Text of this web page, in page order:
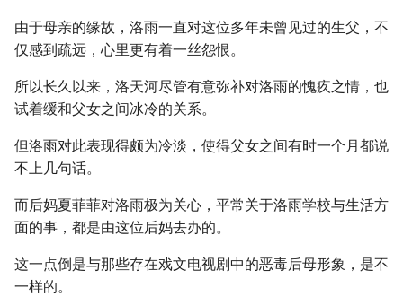
由于母亲的缘故，洛雨一直对这位多年未曾见过的生父，不
仅感到疏远，心里更有着一丝怨恨。
所以长久以来，洛天河尽管有意弥补对洛雨的愧疚之情，也
试着缓和父女之间冰冷的关系。
但洛雨对此表现得颇为冷淡，使得父女之间有时一个月都说
不上几句话。
而后妈夏菲菲对洛雨极为关心，平常关于洛雨学校与生活方
面的事，都是由这位后妈去办的。
这一点倒是与那些存在戏文电视剧中的恶毒后母形象，是不
一样的。